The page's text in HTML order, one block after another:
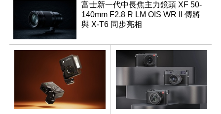
富士新一代中長焦主力鏡頭 XF 50-
140mm F2.8 R LM OIS WR II 傳將
與 X-T6 同步亮相